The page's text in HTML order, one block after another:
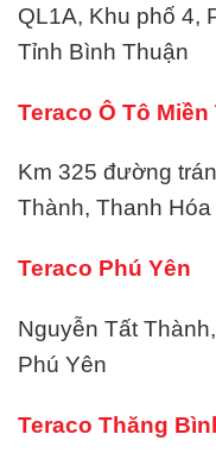
QL1A, Khu phố 4,
Tỉnh Bình Thuận
Teraco Ô Tô Miền
Km 325 đường
Thành, Thanh Hóa
Teraco Phú Yên
Nguyễn Tất
Phú Yên
Teraco Thăng